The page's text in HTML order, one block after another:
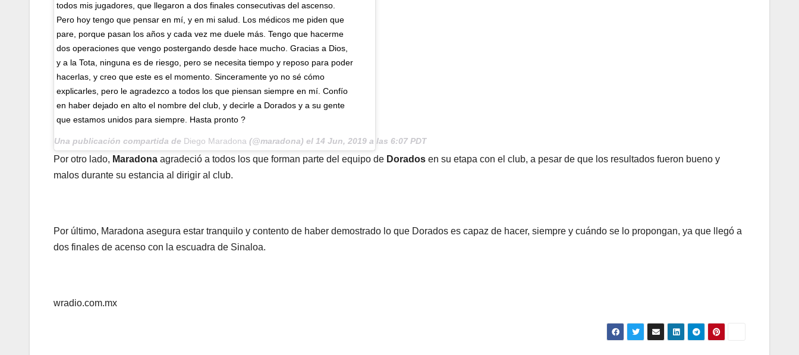
todos mis jugadores, que llegaron a dos finales consecutivas del ascenso.
Pero hoy tengo que pensar en mí, y en mi salud. Los médicos me piden que
pare, porque pasan los años y cada vez me duele más. Tengo que hacerme
dos operaciones que vengo postergando desde hace mucho. Gracias a Dios,
y a la Tota, ninguna es de riesgo, pero se necesita tiempo y reposo para poder
hacerlas, y creo que este es el momento. Sinceramente yo no sé cómo
explicarles, pero le agradezco a todos los que piensan siempre en mí. Confío
en haber dejado en alto el nombre del club, y decirle a Dorados y a su gente
que estamos unidos para siempre. Hasta pronto ?
Una publicación compartida de Diego Maradona (@maradona) el 14 Jun, 2019 a las 6:07 PDT
Por otro lado, Maradona agradeció a todos los que forman parte del equipo de Dorados en su etapa con el club, a pesar de que los resultados fueron bueno y
malos durante su estancia al dirigir al club.
Por último, Maradona asegura estar tranquilo y contento de haber demostrado lo que Dorados es capaz de hacer, siempre y cuándo se lo propongan, ya que llegó a
dos finales de acenso con la escuadra de Sinaloa.
wradio.com.mx